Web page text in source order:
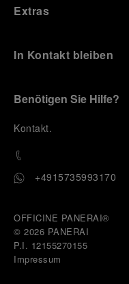
Extras
In Kontakt bleiben
Benötigen Sie Hilfe?
Kontakt.
+4915735993170
OFFICINE PANERAI®
© 2026 PANERAI
P.I. 12155270155
Impressum